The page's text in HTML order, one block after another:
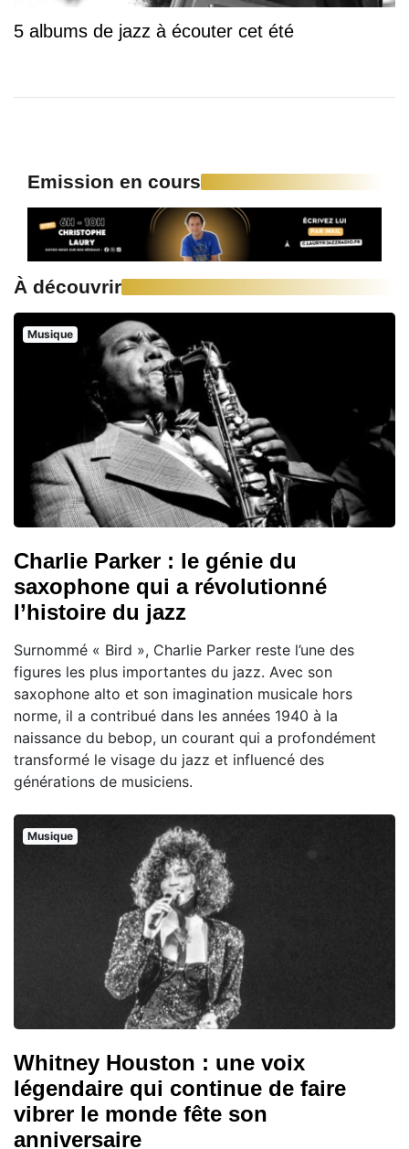
5 albums de jazz à écouter cet été
Emission en cours
À découvrir
Musique
Charlie Parker : le génie du
saxophone qui a révolutionné
l’histoire du jazz
Surnommé « Bird », Charlie Parker reste l’une des
figures les plus importantes du jazz. Avec son
saxophone alto et son imagination musicale hors
norme, il a contribué dans les années 1940 à la
naissance du bebop, un courant qui a profondément
transformé le visage du jazz et influencé des
générations de musiciens.
Musique
Whitney Houston : une voix
légendaire qui continue de faire
vibrer le monde fête son
anniversaire